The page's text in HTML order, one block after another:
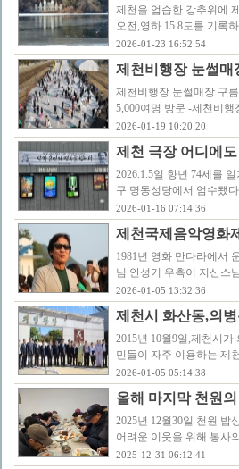
제천을 엄습한 강추위에
오전,영하 15.8도를 기록
2026-01-23 16:52:54
제천비행장 눈썰
제천비행장 눈썰매장 구
5,000여명 방문 -제천비
2026-01-19 10:20:20
제천 극장 어디에
2026.1.5일 향년 74세를
구 명동성당에서 엄수됐
2026-01-16 07:14:36
제천국제음악영화
1981년 영화 만다라에서
님 안성기 우측이 지산스
2026-01-05 13:32:36
제천시 화산동,의
2015년 10월9일,제천시
민들이 자주 이용하는 제
2026-01-05 05:14:38
올해 마지막 천원
2025년 12월30일 천원 밥
어려운 이웃을 위해 봉사
2025-12-31 06:12:41